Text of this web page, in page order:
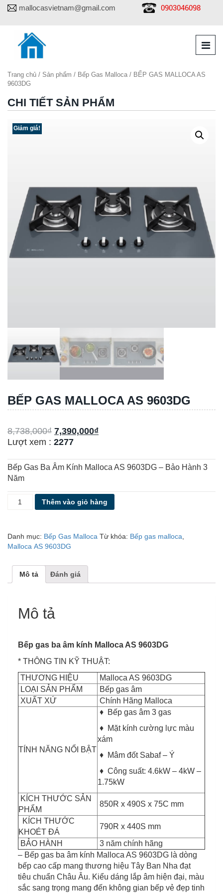
mallocasvietnam@gmail.com 0903046098
Trang chủ / Sản phẩm / Bếp Gas Malloca / BẾP GAS MALLOCA AS
9603DG
CHI TIẾT SẢN PHẨM
Giảm giá!
BẾP GAS MALLOCA AS 9603DG
8,738,000₫ 7,390,000₫
Lượt xem : 2277
Bếp Gas Ba Âm Kính Malloca AS 9603DG – Bảo Hành 3
Năm
BẾP
9603DG
số
Thêm vào giỏ hàng
Danh mục: Bếp Gas Malloca Từ khóa: Bếp gas malloca,
Malloca AS 9603DG
Mô tả Đánh giá
Mô tả
Bếp gas ba âm kính Malloca AS 9603DG
* THÔNG TIN KỸ THUẬT:
THƯƠNG HIỆU
Malloca AS 9603DG
LOẠI SẢN PHẨM
Bếp gas âm
XUẤT XỨ
Chính Hãng Malloca
TÍNH NĂNG NỔI BẬT
♦ Bếp gas âm 3 gas
♦ Mặt kính cường lực màu
xám
♦ Mâm đốt Sabaf – Ý
♦ Công suất: 4.6kW – 4kW –
1.75kW
KÍCH THƯỚC SẢN
PHẨM
850R x 490S x 75C mm
KÍCH THƯỚC
KHOÉT ĐÁ
790R x 440S mm
BẢO HÀNH
3 năm chính hãng
– Bếp gas ba âm kính Malloca AS 9603DG là dòng
bếp cao cấp mang thương hiệu Tây Ban Nha đạt
tiêu chuẩn Châu Âu. Kiểu dáng lắp âm hiện đại, màu
sắc sang trọng mang đến không gian bếp vẻ đẹp tinh